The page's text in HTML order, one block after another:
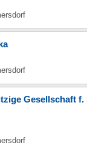
Gesellschaft f.